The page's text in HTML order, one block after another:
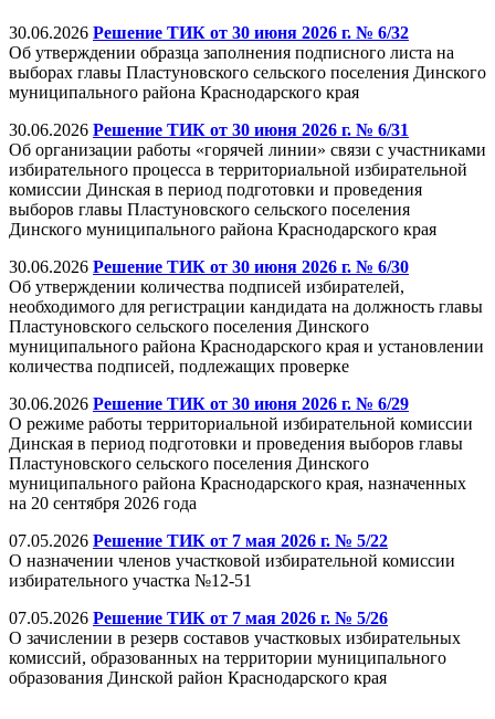
30.06.2026 Решение ТИК от 30 июня 2026 г. № 6/32
Об утверждении образца заполнения подписного листа на
выборах главы Пластуновского сельского поселения Динского
муниципального района Краснодарского края
30.06.2026 Решение ТИК от 30 июня 2026 г. № 6/31
Об организации работы «горячей линии» связи с участниками
избирательного процесса в территориальной избирательной
комиссии Динская в период подготовки и проведения
выборов главы Пластуновского сельского поселения
Динского муниципального района Краснодарского края
30.06.2026 Решение ТИК от 30 июня 2026 г. № 6/30
Об утверждении количества подписей избирателей,
необходимого для регистрации кандидата на должность главы
Пластуновского сельского поселения Динского
муниципального района Краснодарского края и установлении
количества подписей, подлежащих проверке
30.06.2026 Решение ТИК от 30 июня 2026 г. № 6/29
О режиме работы территориальной избирательной комиссии
Динская в период подготовки и проведения выборов главы
Пластуновского сельского поселения Динского
муниципального района Краснодарского края, назначенных
на 20 сентября 2026 года
07.05.2026 Решение ТИК от 7 мая 2026 г. № 5/22
О назначении членов участковой избирательной комиссии
избирательного участка №12-51
07.05.2026 Решение ТИК от 7 мая 2026 г. № 5/26
О зачислении в резерв составов участковых избирательных
комиссий, образованных на территории муниципального
образования Динской район Краснодарского края